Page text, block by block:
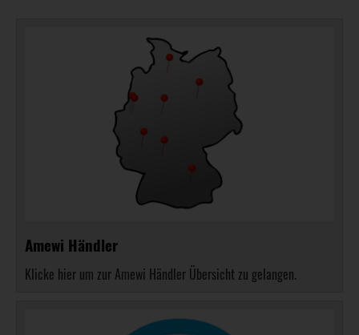
Amewi Händler
Klicke hier um zur Amewi Händler Übersicht zu gelangen.